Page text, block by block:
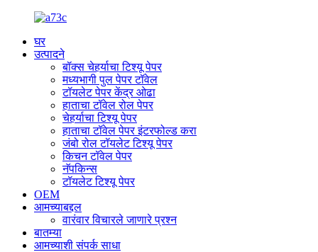
घर
उत्पादने
बॉक्स चेहर्याचा टिश्यू पेपर
मध्यभागी पुल पेपर टॉवेल
टॉयलेट पेपर केंद्र ओढा
हाताचा टॉवेल रोल पेपर
चेहर्याचा टिश्यू पेपर
हाताचा टॉवेल पेपर इंटरफोल्ड करा
जंबो रोल टॉयलेट टिश्यू पेपर
किचन टॉवेल पेपर
नॅपकिन्स
टॉयलेट टिश्यू पेपर
OEM
आमच्याबद्दल
वारंवार विचारले जाणारे प्रश्न
बातम्या
आमच्याशी संपर्क साधा